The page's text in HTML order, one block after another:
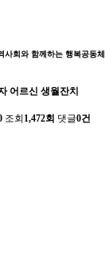
사회와 함께하는 행복공동체
어르신 생월잔치
조회 1,472회 댓글0건